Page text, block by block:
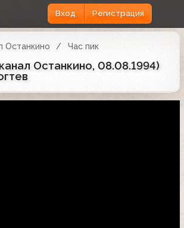
Вход Регистрация
Останкино Час пик
Останкино, 08.08.1994)